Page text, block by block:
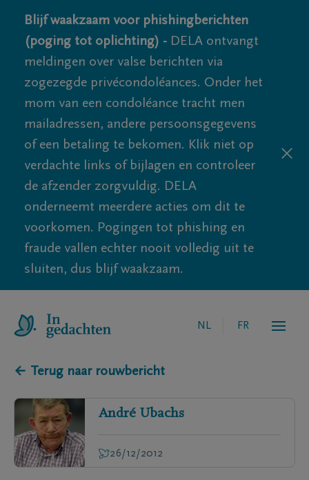
Blijf waakzaam voor phishingberichten
(poging tot oplichting) - DELA ontvangt
meldingen over valse berichten via
zogezegde privécondoléances. Onder het
mom van een condoléance tracht men
mailadressen, andere persoonsgegevens
of een betaling te bekomen. Klik niet op
verdachte links of bijlagen en controleer
de afzender zorgvuldig. DELA
onderneemt meerdere acties om dit te
voorkomen. Pogingen tot phishing en
fraude vallen echter nooit volledig uit te
sluiten, dus blijf waakzaam.
NL FR
← Terug naar rouwbericht
André Ubachs
26/12/2012